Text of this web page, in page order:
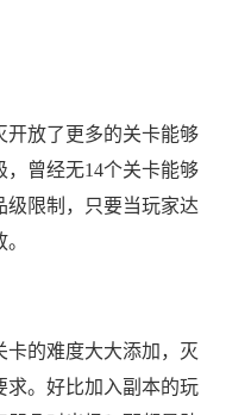
放了更多的关卡能够
，曾经无14个关卡能够
限制，只要当玩家达
的难度大大添加，灭
求。好比加入副本的玩